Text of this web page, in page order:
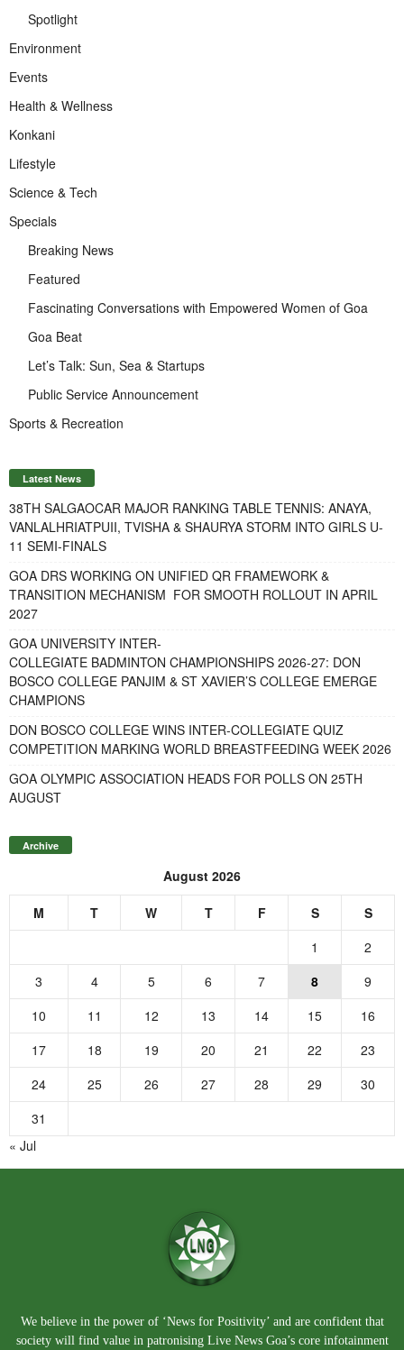
Spotlight
Environment
Events
Health & Wellness
Konkani
Lifestyle
Science & Tech
Specials
Breaking News
Featured
Fascinating Conversations with Empowered Women of Goa
Goa Beat
Let’s Talk: Sun, Sea & Startups
Public Service Announcement
Sports & Recreation
Latest News
38TH SALGAOCAR MAJOR RANKING TABLE TENNIS: ANAYA,
VANLALHRIATPUII, TVISHA & SHAURYA STORM INTO GIRLS U-
11 SEMI-FINALS
GOA DRS WORKING ON UNIFIED QR FRAMEWORK &
TRANSITION MECHANISM FOR SMOOTH ROLLOUT IN APRIL
2027
GOA UNIVERSITY INTER-
COLLEGIATE BADMINTON CHAMPIONSHIPS 2026-27: DON
BOSCO COLLEGE PANJIM & ST XAVIER’S COLLEGE EMERGE
CHAMPIONS
DON BOSCO COLLEGE WINS INTER-COLLEGIATE QUIZ
COMPETITION MARKING WORLD BREASTFEEDING WEEK 2026
GOA OLYMPIC ASSOCIATION HEADS FOR POLLS ON 25TH
AUGUST
Archive
August 2026
M T W T F S
S
1
2
3
4 5 6 7 8
9
10
11 12 13 14 15
16
17
18 19 20 21 22
23
24
25 26 27 28 29
30
31
« Jul
We believe in the power of ‘News for Positivity’ and are confident that
society will find value in patronising Live News Goa’s core infotainment